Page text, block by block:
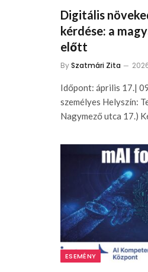
Digitális
kérdése: a
előtt
BySzatmári Zita
Időpont: április 17.|
személyes Helyszín:
Nagymező utca 17.)
ESEMÉNY